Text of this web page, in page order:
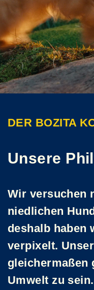
DER BOZITA
Unsere
Wir versuchen
niedlichen
deshalb haben
verpixelt.
gleichermaßen
Umwelt zu